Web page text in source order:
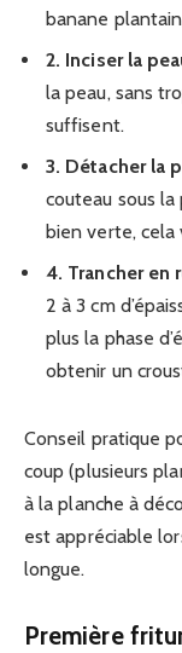
banane
2. Inciser la
la peau, sans
suffisent.
3. Détacher la
couteau sous
bien verte,
4. Trancher en
2 à 3 cm
plus la phase
obtenir un
Conseil pratique
coup (plusieurs
à la planche à
est appréciable
longue.
Première